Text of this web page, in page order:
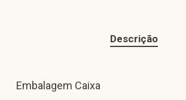
Descrição
Embalagem Caixa